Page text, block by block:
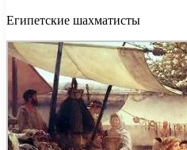
Египетские шахматисты